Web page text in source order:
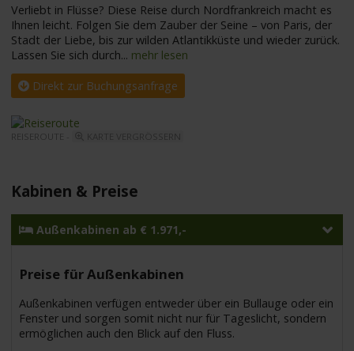
Verliebt in Flüsse? Diese Reise durch Nordfrankreich macht es
Ihnen leicht. Folgen Sie dem Zauber der Seine – von Paris, der
Stadt der Liebe, bis zur wilden Atlantikküste und wieder zurück.
Lassen Sie sich durch... mehr lesen
Direkt zur Buchungsanfrage
REISEROUTE -
Kabinen & Preise
Außenkabinen ab € 1.971,-
Preise für Außenkabinen
Außenkabinen verfügen entweder über ein Bullauge oder ein
Fenster und sorgen somit nicht nur für Tageslicht, sondern
ermöglichen auch den Blick auf den Fluss.